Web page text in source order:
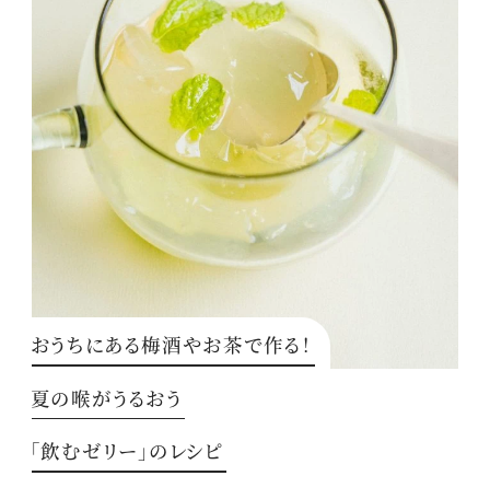
おうちにある梅酒やお茶で作る！
夏の喉がうるおう
「飲むゼリー」のレシピ